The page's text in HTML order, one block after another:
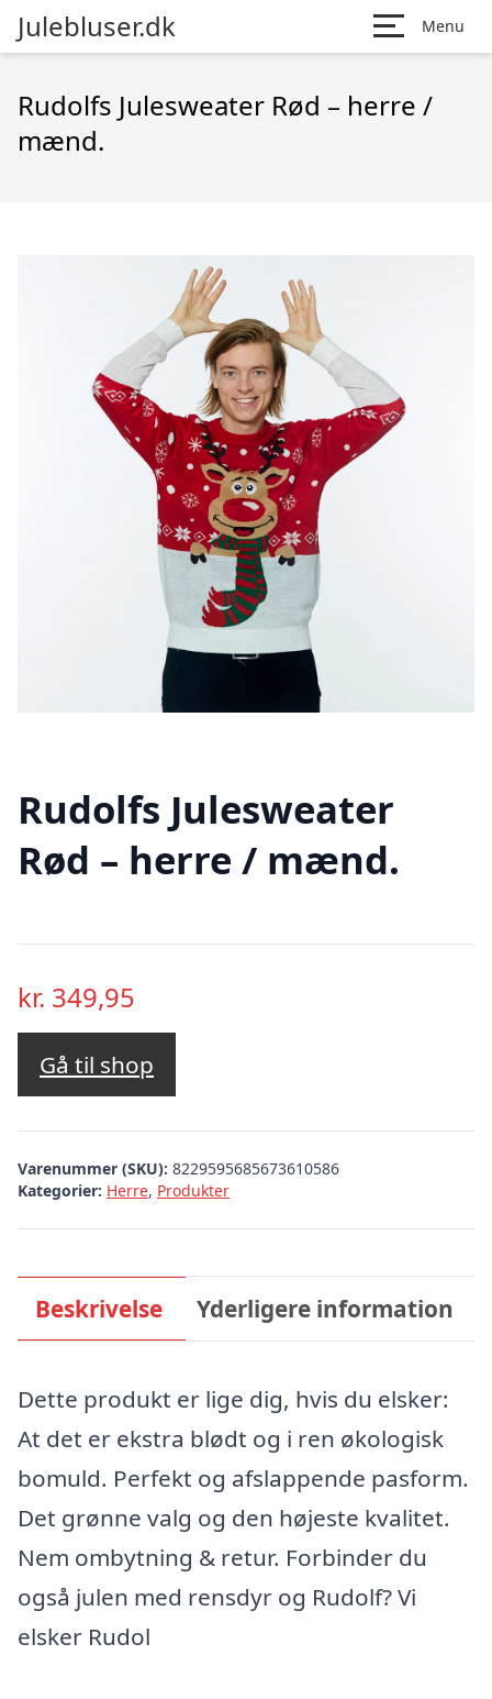
Julebluser.dk Menu
Rudolfs Julesweater Rød – herre /
mænd.
Rudolfs Julesweater
Rød – herre / mænd.
kr. 349,95
Gå til shop
Varenummer (SKU): 8229595685673610586
Kategorier: Herre, Produkter
Beskrivelse Yderligere information
Dette produkt er lige dig, hvis du elsker:
At det er ekstra blødt og i ren økologisk
bomuld. Perfekt og afslappende pasform.
Det grønne valg og den højeste kvalitet.
Nem ombytning & retur. Forbinder du
også julen med rensdyr og Rudolf? Vi
elsker Rudol